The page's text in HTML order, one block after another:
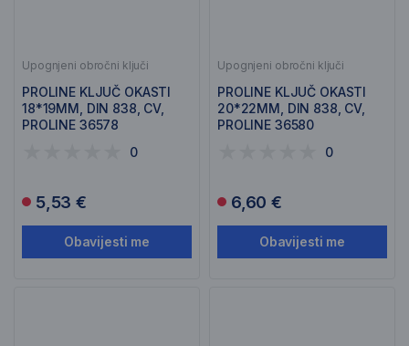
Upognjeni obročni ključi
PROLINE KLJUČ OKASTI
18*19MM, DIN 838, CV,
PROLINE 36578
0
5,53 €
Obavijesti me
Upognjeni obročni ključi
PROLINE KLJUČ OKASTI
20*22MM, DIN 838, CV,
PROLINE 36580
0
6,60 €
Obavijesti me